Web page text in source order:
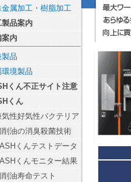
金属加工・樹脂加工
製品案内
案内
製品
環境製品
くん不正サイト注意
くん
気性好気性バクテリア
削油の消臭殺菌技術
くんテストデータ
くんモニター結果
削油寿命テスト